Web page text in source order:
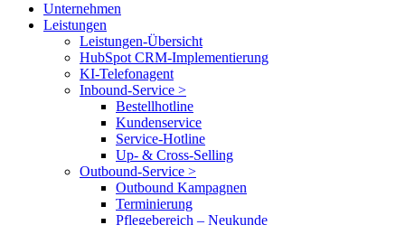
Unternehmen
Leistungen
Leistungen-Übersicht
HubSpot CRM-Implementierung
KI-Telefonagent
Inbound-Service >
Bestellhotline
Kundenservice
Service-Hotline
Up- & Cross-Selling
Outbound-Service >
Outbound Kampagnen
Terminierung
Pflegebereich – Neukunde